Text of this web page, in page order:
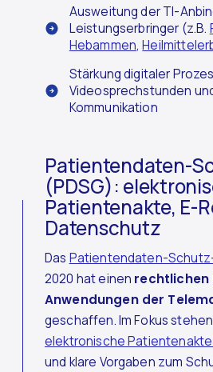
Ausweitung der TI-
Leistungserbringer (z.B.
Hebammen,
Stärkung digitaler
Videosprechstunden
Kommunikation
Patientendaten-
(PDSG):
Patientenakte, E-
Datenschutz
Das Patientendaten-
2020 hat einen rechtlichen
Anwendungen der
geschaffen. Im Fokus
elektronische Patientenakte
und klare Vorgaben zum